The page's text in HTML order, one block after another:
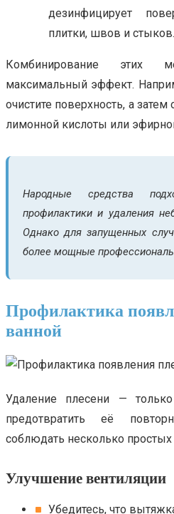
дезинфицирует
плитки, швов и стыков.
Комбинирование этих
максимальный эффект.
очистите поверхность, а
лимонной кислоты или
Народные средства
профилактики и удаления
Однако для запущенных
более мощные
Профилактика
ванной
Удаление плесени —
предотвратить её
соблюдать несколько простых
Улучшение вентиляции
Убедитесь, что